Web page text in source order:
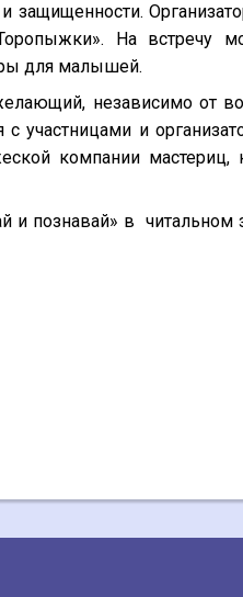
На встречу
для малышей.
независимо от
участницами и
компании мастериц,
и познавай» в